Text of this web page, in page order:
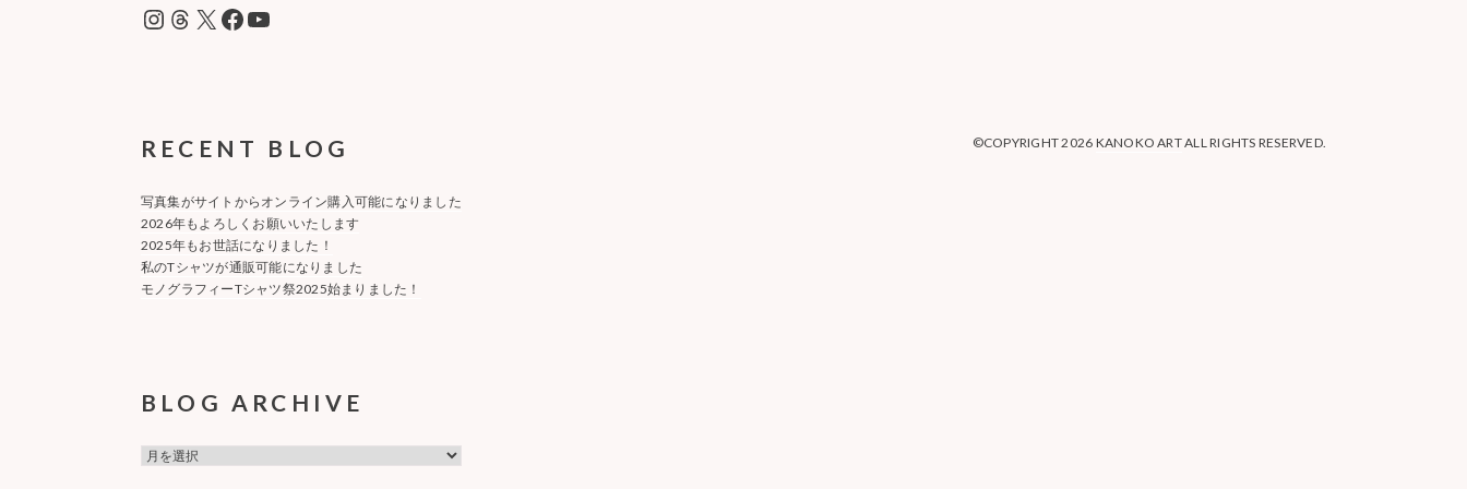
Instagram
Threads
X Facebook
YouTube
RECENT BLOG
写真集がサイトからオンライン購入可能になりました
2026年もよろしくお願いいたします
2025年もお世話になりました！
私のTシャツが通販可能になりました
モノグラフィーTシャツ祭2025始まりました！
BLOG ARCHIVE
BLOG
©COPYRIGHT 2026 KANOKO ARTALL RIGHTS RESERVED.